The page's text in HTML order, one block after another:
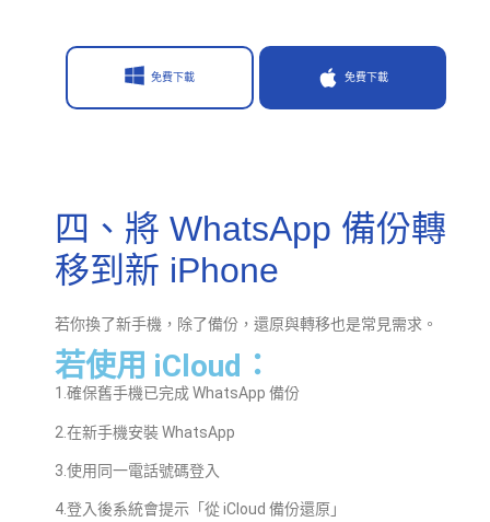
免費下載 免費下載
四、將 WhatsApp 備份轉
移到新 iPhone
若你換了新手機，除了備份，還原與轉移也是常見需求。
若使用 iCloud：
1.確保舊手機已完成 WhatsApp 備份
2.在新手機安裝 WhatsApp
3.使用同一電話號碼登入
4.登入後系統會提示「從 iCloud 備份還原」